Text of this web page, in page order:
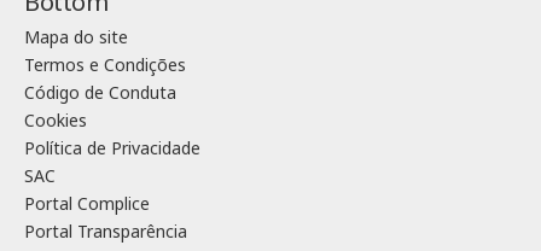
Mapa do site
Termos e Condições
Código de Conduta
Cookies
Política de Privacidade
SAC
Portal Complice
Portal Transparência